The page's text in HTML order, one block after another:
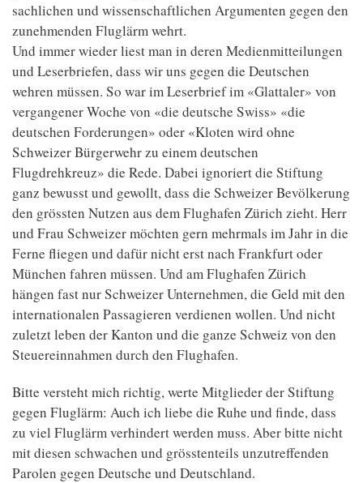
sachlichen und wissenschaftlichen Argumenten gegen den
zunehmenden Fluglärm wehrt.
Und immer wieder liest man in deren Medienmitteilungen
und Leserbriefen, dass wir uns gegen die Deutschen
wehren müssen. So war im Leserbrief im «Glattaler» von
vergangener Woche von «die deutsche Swiss» «die
deutschen Forderungen» oder «Kloten wird ohne
Schweizer Bürgerwehr zu einem deutschen
Flugdrehkreuz» die Rede. Dabei ignoriert die Stiftung
ganz bewusst und gewollt, dass die Schweizer Bevölkerung
den grössten Nutzen aus dem Flughafen Zürich zieht. Herr
und Frau Schweizer möchten gern mehrmals im Jahr in die
Ferne fliegen und dafür nicht erst nach Frankfurt oder
München fahren müssen. Und am Flughafen Zürich
hängen fast nur Schweizer Unternehmen, die Geld mit den
internationalen Passagieren verdienen wollen. Und nicht
zuletzt leben der Kanton und die ganze Schweiz von den
Steuereinnahmen durch den Flughafen.
Bitte versteht mich richtig, werte Mitglieder der Stiftung
gegen Fluglärm: Auch ich liebe die Ruhe und finde, dass
zu viel Fluglärm verhindert werden muss. Aber bitte nicht
mit diesen schwachen und grösstenteils unzutreffenden
Parolen gegen Deutsche und Deutschland.